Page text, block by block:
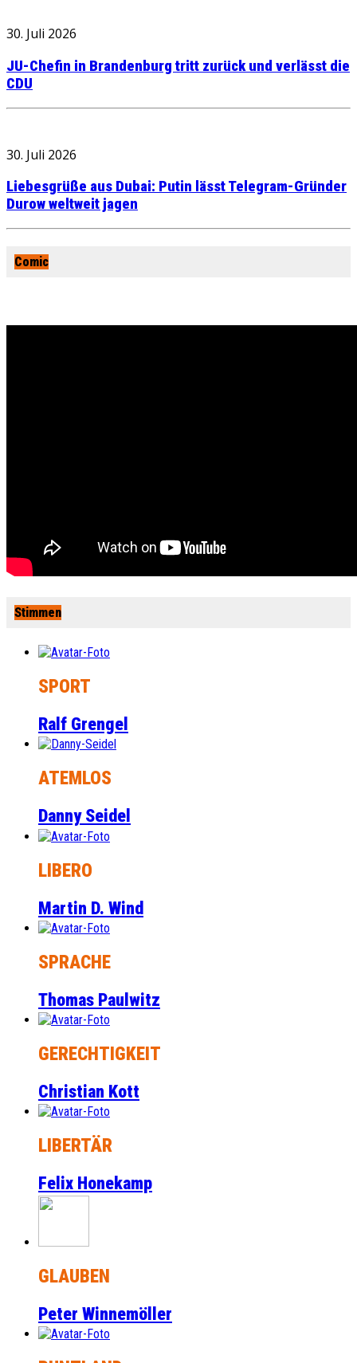
30. Juli 2026
JU-Chefin in Brandenburg tritt zurück und verlässt die
CDU
30. Juli 2026
Liebesgrüße aus Dubai: Putin lässt Telegram-Gründer
Durow weltweit jagen
Comic
Stimmen
SPORT
Ralf Grengel
ATEMLOS
Danny Seidel
LIBERO
Martin D. Wind
SPRACHE
Thomas Paulwitz
GERECHTIGKEIT
Christian Kott
LIBERTÄR
Felix Honekamp
GLAUBEN
Peter Winnemöller